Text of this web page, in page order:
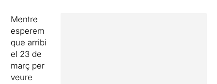
Mentre
esperem
que arribi
el 23 de
març per
veure